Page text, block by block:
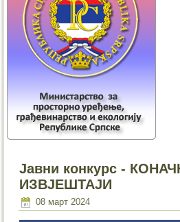
Јавни конкурс -
ИЗВЈЕШТАЈИ
08 март 2024